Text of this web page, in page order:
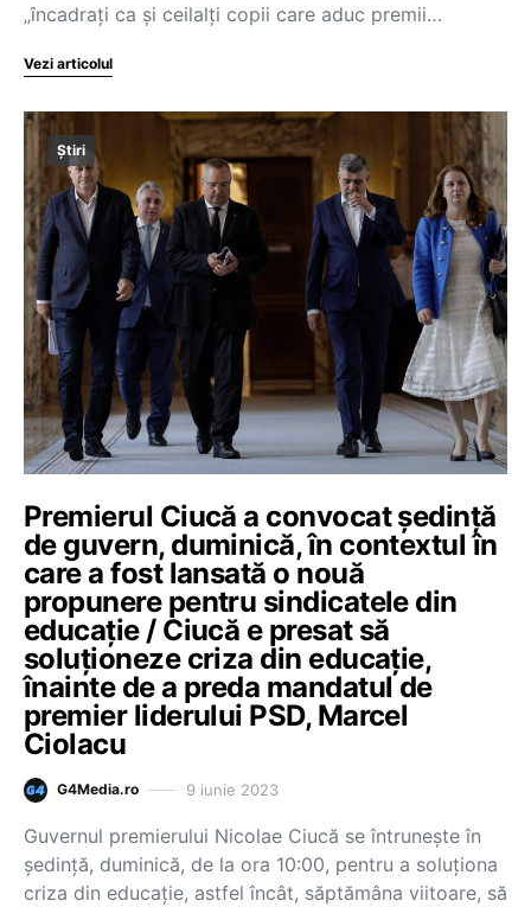
„încadrați ca şi ceilalţi copii care aduc premii…
Vezi articolul
Știri
Premierul Ciucă a convocat ședință
de guvern, duminică, în contextul în
care a fost lansată o nouă
propunere pentru sindicatele din
educație / Ciucă e presat să
soluționeze criza din educație,
înainte de a preda mandatul de
premier liderului PSD, Marcel
Ciolacu
G4Media.ro 9 iunie 2023
Guvernul premierului Nicolae Ciucă se întrunește în
ședință, duminică, de la ora 10:00, pentru a soluționa
criza din educație, astfel încât, săptămâna viitoare, să